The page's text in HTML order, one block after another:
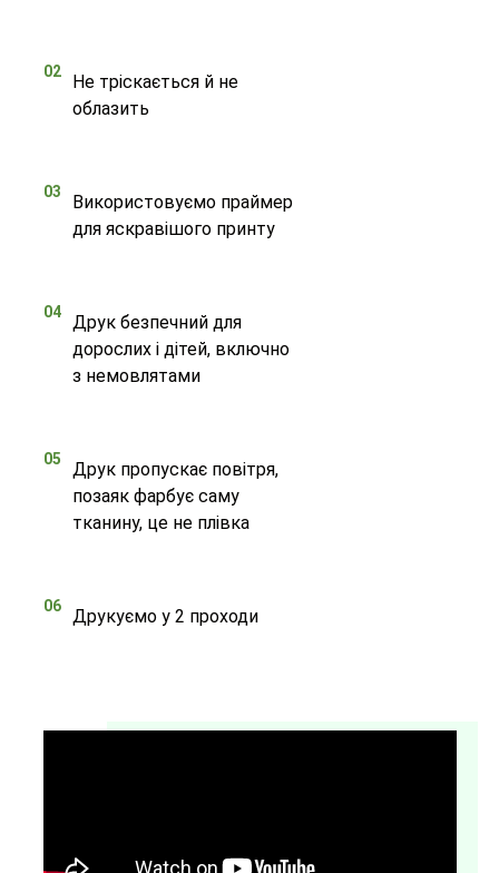
02
Не тріскається й не
облазить
03
Використовуємо праймер
для яскравішого принту
04
Друк безпечний для
дорослих і дітей, включно
з немовлятами
05
Друк пропускає повітря,
позаяк фарбує саму
тканину, це не плівка
06 Друкуємо у 2 проходи